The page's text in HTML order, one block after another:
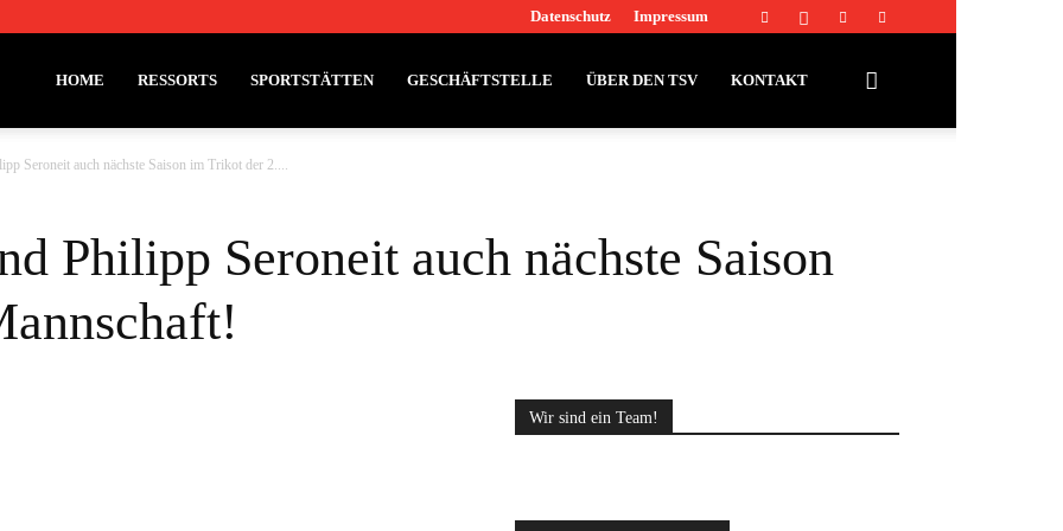
Datenschutz Impressum
HOME RESSORTS SPORTSTÄTTEN GESCHÄFTSTELLE ÜBER DEN TSV KONTAKT
Seroneit auch nächste Saison im Trikot der 2....
Philipp Seroneit auch nächste Saison
Wir sind ein Team!